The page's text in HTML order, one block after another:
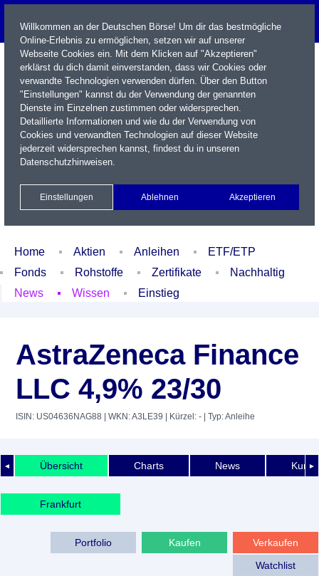
Name / WKN / ISIN / Kürzel
Xetra Realtime
Watchlist Portfolio Login
Home Aktien Anleihen
ETF/ETP
Fonds
Rohstoffe Zertifikate
Nachhaltig
News
Wissen Einstieg
AstraZeneca Finance
LLC 4,9% 23/30
ISIN: US04636NAG88 | WKN: A3LE39 | Kürzel: - | Typ: Anleihe
◄ ►
Übersicht Charts News
Frankfurt
Verkaufen
Kaufen
Portfolio
Watchlist
Willkommen an der Deutschen Börse! Um dir das bestmögliche
Online-Erlebnis zu ermöglichen, setzen wir auf unserer
Webseite Cookies ein. Mit dem Klicken auf "Akzeptieren"
erklärst du dich damit einverstanden, dass wir Cookies oder
verwandte Technologien verwenden dürfen. Über den Button
"Einstellungen" kannst du der Verwendung der genannten
Dienste im Einzelnen zustimmen oder widersprechen.
Detaillierte Informationen und wie du der Verwendung von
Cookies und verwandten Technologien auf dieser Website
jederzeit widersprechen kannst, findest du in unseren
Datenschutzhinweisen.
Einstellungen Ablehnen Akzeptieren